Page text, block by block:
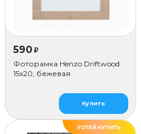
590 ₽
Фоторамка Henzo Driftwood
15x20, бежевая
Купить
УСПЕЙ КУПИТЬ